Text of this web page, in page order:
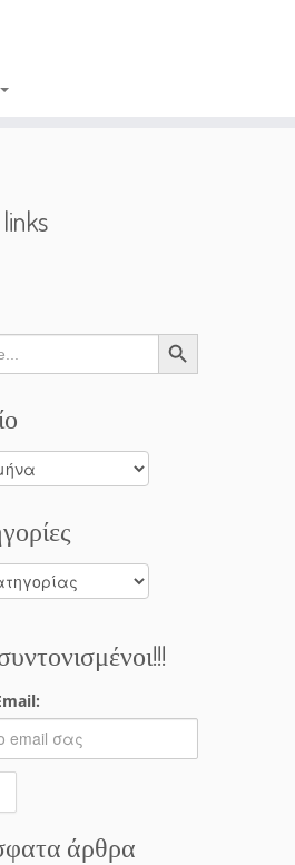
Search Button
άρθρα